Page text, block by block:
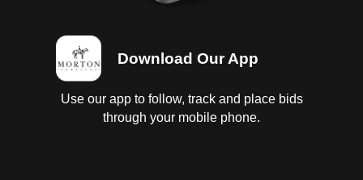
Download Our App
Use our app to follow, track and place bids
through your mobile phone.